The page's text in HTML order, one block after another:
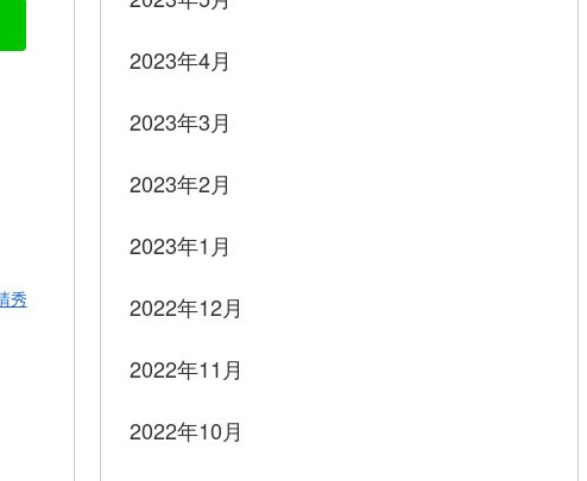
秀
2023年4月
2023年3月
2023年2月
2023年1月
2022年12月
2022年11月
2022年10月